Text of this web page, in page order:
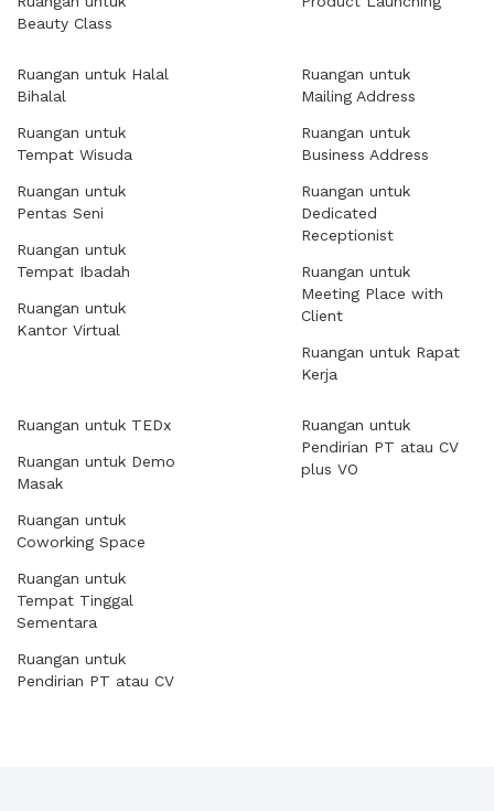
Beauty Class
Ruangan untuk Halal
Bihalal
Ruangan untuk
Tempat Wisuda
Ruangan untuk
Pentas Seni
Ruangan untuk
Tempat Ibadah
Ruangan untuk
Kantor Virtual
Ruangan untuk
Mailing Address
Ruangan untuk
Business Address
Ruangan untuk
Dedicated
Receptionist
Ruangan untuk
Meeting Place with
Client
Ruangan untuk Rapat
Kerja
Ruangan untuk TEDx
Ruangan untuk Demo
Masak
Ruangan untuk
Coworking Space
Ruangan untuk
Tempat Tinggal
Sementara
Ruangan untuk
Pendirian PT atau CV
Ruangan untuk
Pendirian PT atau CV
plus VO